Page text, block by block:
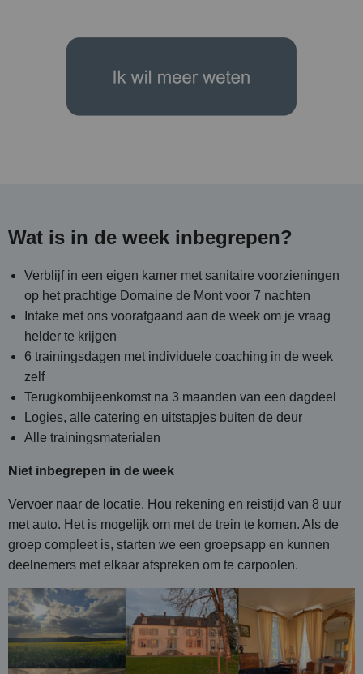
Wat is in de week inbegrepen?
Verblijf in een eigen kamer met sanitaire voorzieningen
op het prachtige Domaine de Mont voor 7 nachten
Intake met ons voorafgaand aan de week om je vraag
helder te krijgen
6 trainingsdagen met individuele coaching in de week
zelf
Terugkombijeenkomst na 3 maanden van een dagdeel
Logies, alle catering en uitstapjes buiten de deur
Alle trainingsmaterialen
Niet inbegrepen in de week
Vervoer naar de locatie. Hou rekening en reistijd van 8 uur
met auto. Het is mogelijk om met de trein te komen. Als de
groep compleet is, starten we een groepsapp en kunnen
deelnemers met elkaar afspreken om te carpoolen.